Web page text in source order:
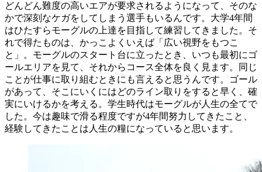
どんどん難度の高いエアが要求されるようになって、そのな
かで深刻なケガをしてしまう選手もいるんです。大学4年間
はひたすらモーグルの上達を目指して練習してきました。そ
れで得たものは、かっこよくいえば「広い視野をもつこ
と」。モーグルのスタート台に立ったとき、いつも最初にゴ
ールエリアを見て、それからコース全体を良く見ます。同じ
ことが仕事に取り組むときにも言えると思うんです。ゴール
があって、そこにいくにはどのライン取りをすると早く、確
実にいけるかを考える。学生時代はモーグルが人生の全てで
した。今は趣味で滑る程度ですが4年間努力してきたこと、
経験してきたことは人生の糧になっていると思います。